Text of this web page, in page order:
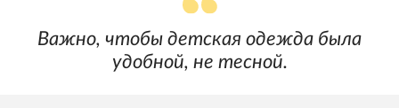
Важно, чтобы детская одежда была
удобной, не тесной.